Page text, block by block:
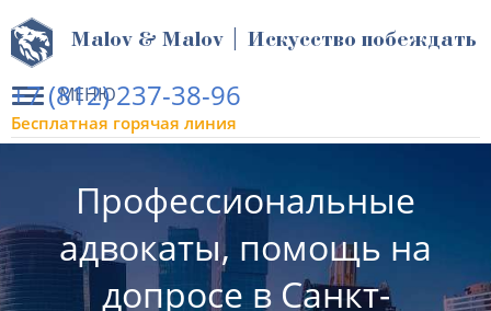
МЕНЮ
Malov & Malov | Искусство побеждать
+7 (812) 237-38-96
Бесплатная горячая линия
Профессиональные
адвокаты, помощь на
допросе в Санкт-